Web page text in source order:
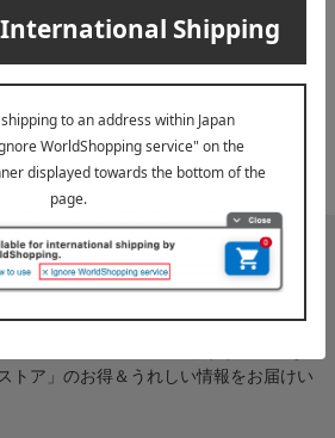
』ご確認のお願い
トア」のお得＆うれしい情報をお届けい